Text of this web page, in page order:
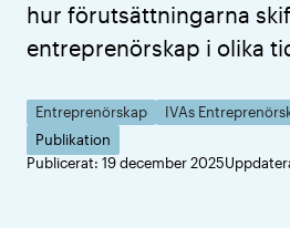
hur förutsättningarna
entreprenörskap i olika
Entreprenörskap
IVAs
Publikation
Publicerat: 19 december 2025